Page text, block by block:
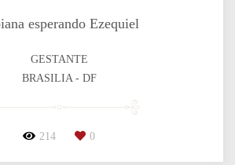
esperando Ezequiel
GESTANTE
BRASILIA - DF
214 0